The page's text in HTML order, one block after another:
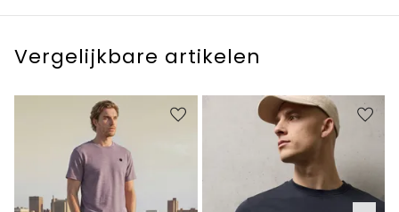
Vergelijkbare artikelen